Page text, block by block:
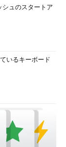
ュのスタートア
いるキーボード